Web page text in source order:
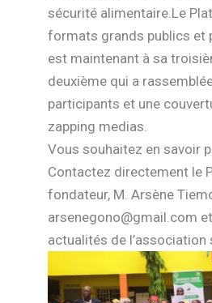
sécurité alimentaire.Le
formats grands publics et
est maintenant à sa
deuxième qui a
participants et une
zapping medias.
Vous souhaitez en savoir
Contactez directement le
fondateur, M. Arsène
arsenegono@gmail.com
actualités de l’association